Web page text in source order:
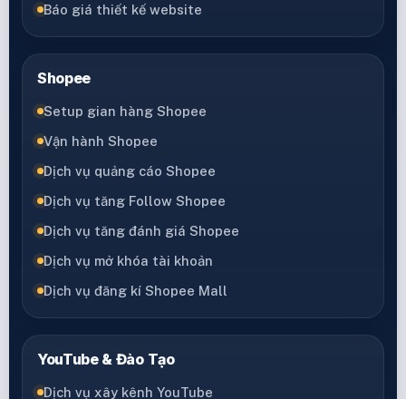
Báo giá thiết kế website
Shopee
Setup gian hàng Shopee
Vận hành Shopee
Dịch vụ quảng cáo Shopee
Dịch vụ tăng Follow Shopee
Dịch vụ tăng đánh giá Shopee
Dịch vụ mở khóa tài khoản
Dịch vụ đăng kí Shopee Mall
YouTube & Đào Tạo
Dịch vụ xây kênh YouTube